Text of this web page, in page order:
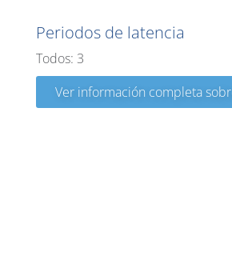
Periodos de latencia
Todos: 3
Ver información completa